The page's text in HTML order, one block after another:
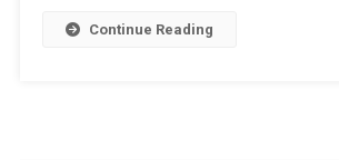
Continue Reading